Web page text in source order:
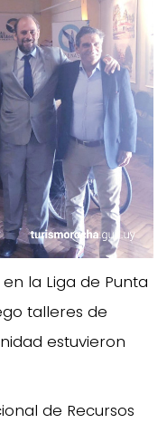
la Liga de Punta
talleres de
estuvieron
de Recursos